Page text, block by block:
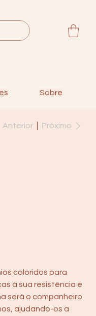
Sobre
Anterior Próximo
coloridos para
à sua resistência e
será o companheiro
ajudando-os a